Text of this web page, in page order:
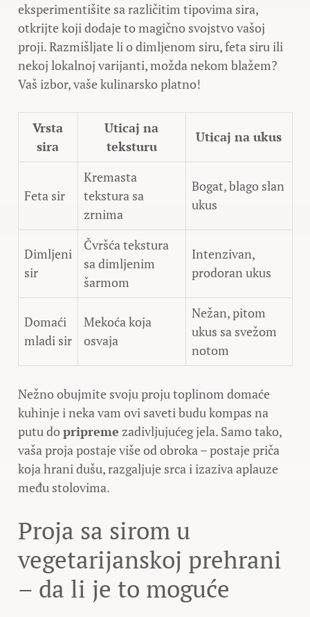
eksperimentišite sa različitim tipovima sira,
otkrijte koji dodaje to magično svojstvo vašoj
proji. Razmišljate li o dimljenom siru, feta siru ili
nekoj lokalnoj varijanti, možda nekom blažem?
Vaš izbor, vaše kulinarsko platno!
Vrsta
sira
Uticaj na
teksturu
Uticaj na ukus
Feta sir
Kremasta
tekstura sa
zrnima
Bogat, blago slan
ukus
Dimljeni
sir
Čvršća tekstura
sa dimljenim
šarmom
Intenzivan,
prodoran ukus
Domaći
mladi sir
Mekoća koja
osvaja
Nežan, pitom
ukus sa svežom
notom
Nežno obujmite svoju proju toplinom domaće
kuhinje i neka vam ovi saveti budu kompas na
putu dopripreme zadivljujućeg jela. Samo tako,
vaša proja postaje više od obroka – postaje priča
koja hrani dušu, razgaljuje srca i izaziva aplauze
među stolovima.
Proja sa sirom u
vegetarijanskoj prehrani
– da li je to moguće